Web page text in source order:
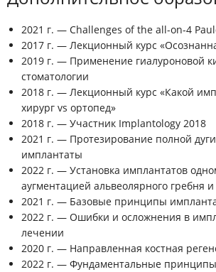
2021 г. — Challenges of the all-on-4
2017 г. — Лекционный курс
2019 г. — Применение гиалуроновой
стоматологии
2018 г. — Лекционный курс «Какой
хирург vs ортопед»
2018 г. — Участник Implantology 2018
2021 г. — Протезирование полной
имплантаты
2022 г. — Установка имплантатов
аугментацией альвеолярного гребня
2021 г. — Базовые принципы
2022 г. — Ошибки и осложнения в
лечении
2020 г. — Направленная костная
2022 г. — Фундаментальные